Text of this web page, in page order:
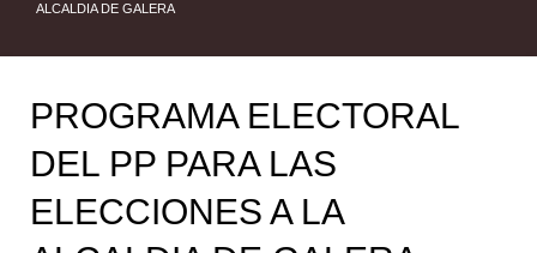
ALCALDIA DE GALERA
PROGRAMA ELECTORAL
DEL PP PARA LAS
ELECCIONES A LA